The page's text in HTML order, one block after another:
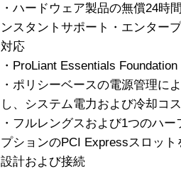
・ハードウェア製品の無償24
ンスタントサポート・エンター
対応
・ProLiant Essentials
・ポリシーベースの電源管理に
し、システム電力および冷却コ
・フルレングスおよび1つのハ
プションのPCI Expressスロット
設計および接続